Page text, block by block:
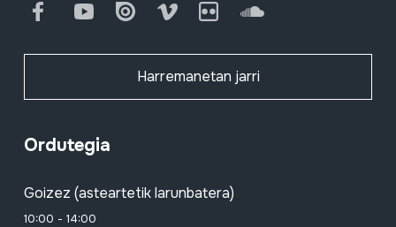
FacebookYoutube Issuu Vimeo Flickr SoundCloud
Harremanetan jarri
Ordutegia
Goizez (asteartetik larunbatera)
10:00 - 14:00